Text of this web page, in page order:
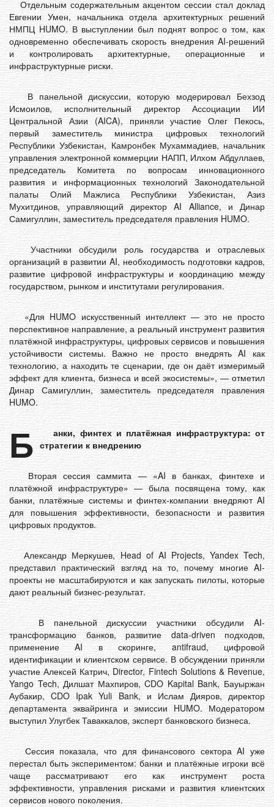
Отдельным содержательным акцентом сессии стал доклад
Евгении Умен, начальника отдела архитектурных решений
НМПЦ HUMO. В выступлении был поднят вопрос о том, как
одновременно обеспечивать скорость внедрения AI-решений
и контролировать архитектурные, операционные и
инфраструктурные риски.
В панельной дискуссии, которую модерировал Бехзод
Исмоилов, исполнительный директор Ассоциации ИИ
Центральной Азии (AICA), приняли участие Олег Пекось,
первый заместитель министра цифровых технологий
Республики Узбекистан, Камронбек Мухаммадиев, начальник
управления электронной коммерции НАПП, Илхом Абдуллаев,
председатель Комитета по вопросам инновационного
развития и информационных технологий Законодательной
палаты Олий Мажлиса Республики Узбекистан, Азиз
Мухитдинов, управляющий директор AI Alliance, и Динар
Самигуллин, заместитель председателя правления HUMO.
Участники обсудили роль государства и отраслевых
организаций в развитии AI, необходимость подготовки кадров,
развитие цифровой инфраструктуры и координацию между
государством, рынком и институтами регулирования.
«Для HUMO искусственный интеллект — это не просто
перспективное направление, а реальный инструмент развития
платёжной инфраструктуры, цифровых сервисов и повышения
устойчивости системы. Важно не просто внедрять AI как
технологию, а находить те сценарии, где он даёт измеримый
эффект для клиента, бизнеса и всей экосистемы», — отметил
Динар Самигуллин, заместитель председателя правления
HUMO.
Б
анки, финтех и платёжная инфраструктура: от
стратегии к внедрению
Вторая сессия саммита — «AI в банках, финтехе и
платёжной инфраструктуре» — была посвящена тому, как
банки, платёжные системы и финтех-компании внедряют AI
для повышения эффективности, безопасности и развития
цифровых продуктов.
Александр Меркушев, Head of AI Projects, Yandex Tech,
представил практический взгляд на то, почему многие AI-
проекты не масштабируются и как запускать пилоты, которые
дают реальный бизнес-результат.
В панельной дискуссии участники обсудили AI-
трансформацию банков, развитие data-driven подходов,
применение AI в скоринге, antifraud, цифровой
идентификации и клиентском сервисе. В обсуждении приняли
участие Алексей Катрич, Director, Fintech Solutions & Revenue,
Yango Tech, Дилшат Махпиров, CDO Kapital Bank, Бауыржан
Аубакир, CDO Ipak Yuli Bank, и Ислам Дияров, директор
департамента эквайринга и эмиссии HUMO. Модератором
выступил Улугбек Таваккалов, эксперт банковского бизнеса.
Сессия показала, что для финансового сектора AI уже
перестал быть экспериментом: банки и платёжные игроки всё
чаще рассматривают его как инструмент роста
эффективности, управления рисками и развития клиентских
сервисов нового поколения.